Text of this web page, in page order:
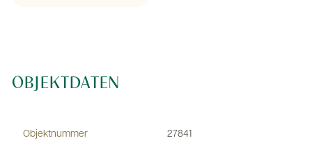
OBJEKTDATEN
Objektnummer 27841